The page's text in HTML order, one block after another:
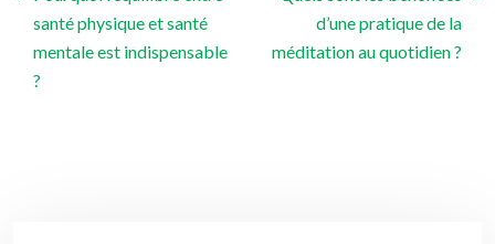
santé physique et santé
mentale est indispensable
?
d’une pratique de la
méditation au quotidien ?